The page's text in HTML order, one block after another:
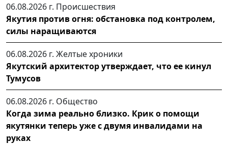
06.08.2026 г. Происшествия
Якутия против огня: обстановка под контролем,
силы наращиваются
06.08.2026 г. Желтые хроники
Якутский архитектор утверждает, что ее кинул
Тумусов
06.08.2026 г. Общество
Когда зима реально близко. Крик о помощи
якутянки теперь уже с двумя инвалидами на
руках